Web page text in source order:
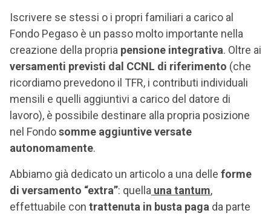
Iscrivere se stessi o i propri familiari a carico al
Fondo Pegaso è un passo molto importante nella
creazione della propria pensione integrativa. Oltre ai
versamenti previsti dal CCNL di riferimento (che
ricordiamo prevedono il TFR, i contributi individuali
mensili e quelli aggiuntivi a carico del datore di
lavoro), è possibile destinare alla propria posizione
nel Fondosomme aggiuntive versate
autonomamente.
Abbiamo già dedicato un articolo a una delle forme
di versamento “extra”: quella una tantum,
effettuabile con trattenuta in busta paga da parte